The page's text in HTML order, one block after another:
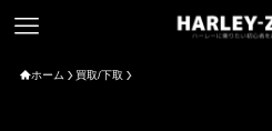
ホーム 買取/下取